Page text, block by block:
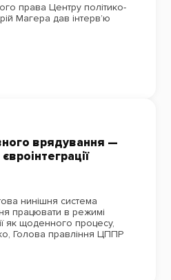
права Центру політико-
Магера дав інтерв’ю
врядування —
нинішня система
працювати в режимі
як щоденного процесу,
Голова правління ЦППР